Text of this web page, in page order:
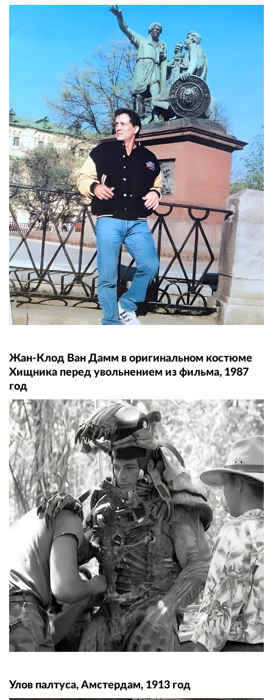
Жан-Клод Ван Дамм в оригинальном костюме
Хищника перед увольнением из фильма, 1987
год
Улов палтуса, Амстердам, 1913 год